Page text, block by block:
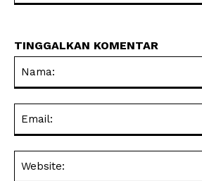
TINGGALKAN KOMENTAR